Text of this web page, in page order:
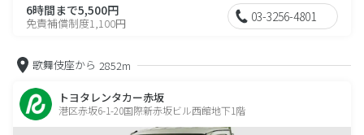
6時間まで5,500円
免責補償制度1,100円 03-3256-4801
歌舞伎座から 2852m
トヨタレンタカー赤坂
港区赤坂6-1-20国際新赤坂ビル西館地下1階